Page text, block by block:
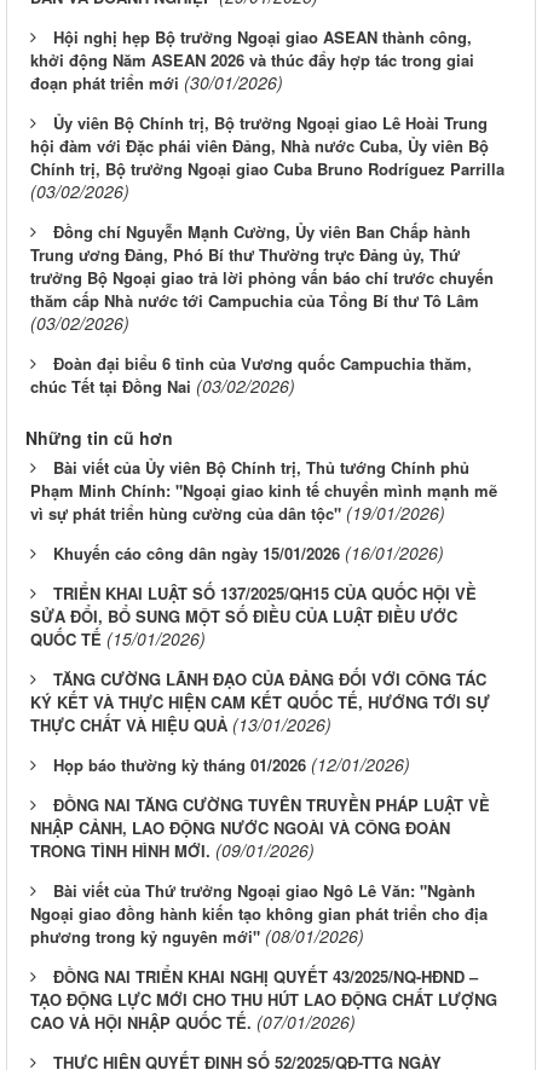
Hội nghị hẹp Bộ trưởng Ngoại giao ASEAN thành công,
khởi động Năm ASEAN 2026 và thúc đẩy hợp tác trong giai
đoạn phát triển mới (30/01/2026)
Ủy viên Bộ Chính trị, Bộ trưởng Ngoại giao Lê Hoài Trung
hội đàm với Đặc phái viên Đảng, Nhà nước Cuba, Ủy viên Bộ
Chính trị, Bộ trưởng Ngoại giao Cuba Bruno Rodríguez Parrilla
(03/02/2026)
Đồng chí Nguyễn Mạnh Cường, Ủy viên Ban Chấp hành
Trung ương Đảng, Phó Bí thư Thường trực Đảng ủy, Thứ
trưởng Bộ Ngoại giao trả lời phỏng vấn báo chí trước chuyến
thăm cấp Nhà nước tới Campuchia của Tổng Bí thư Tô Lâm
(03/02/2026)
Đoàn đại biểu 6 tỉnh của Vương quốc Campuchia thăm,
chúc Tết tại Đồng Nai (03/02/2026)
Những tin cũ hơn
Bài viết của Ủy viên Bộ Chính trị, Thủ tướng Chính phủ
Phạm Minh Chính: "Ngoại giao kinh tế chuyển mình mạnh mẽ
vì sự phát triển hùng cường của dân tộc" (19/01/2026)
Khuyến cáo công dân ngày 15/01/2026 (16/01/2026)
TRIỂN KHAI LUẬT SỐ 137/2025/QH15 CỦA QUỐC HỘI VỀ
SỬA ĐỔI, BỔ SUNG MỘT SỐ ĐIỀU CỦA LUẬT ĐIỀU ƯỚC
QUỐC TẾ (15/01/2026)
TĂNG CƯỜNG LÃNH ĐẠO CỦA ĐẢNG ĐỐI VỚI CÔNG TÁC
KÝ KẾT VÀ THỰC HIỆN CAM KẾT QUỐC TẾ, HƯỚNG TỚI SỰ
THỰC CHẤT VÀ HIỆU QUẢ (13/01/2026)
Họp báo thường kỳ tháng 01/2026 (12/01/2026)
ĐỒNG NAI TĂNG CƯỜNG TUYÊN TRUYỀN PHÁP LUẬT VỀ
NHẬP CẢNH, LAO ĐỘNG NƯỚC NGOÀI VÀ CÔNG ĐOÀN
TRONG TÌNH HÌNH MỚI. (09/01/2026)
Bài viết của Thứ trưởng Ngoại giao Ngô Lê Văn: "Ngành
Ngoại giao đồng hành kiến tạo không gian phát triển cho địa
phương trong kỷ nguyên mới" (08/01/2026)
ĐỒNG NAI TRIỂN KHAI NGHỊ QUYẾT 43/2025/NQ-HĐND –
TẠO ĐỘNG LỰC MỚI CHO THU HÚT LAO ĐỘNG CHẤT LƯỢNG
CAO VÀ HỘI NHẬP QUỐC TẾ. (07/01/2026)
THỰC HIỆN QUYẾT ĐỊNH SỐ 52/2025/QĐ-TTG NGÀY